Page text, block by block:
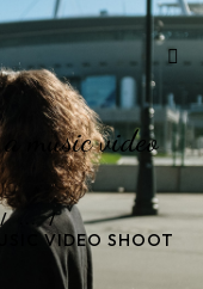
music video
VIDEO SHOOT